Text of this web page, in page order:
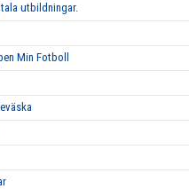
utbildningar.
Min Fotboll